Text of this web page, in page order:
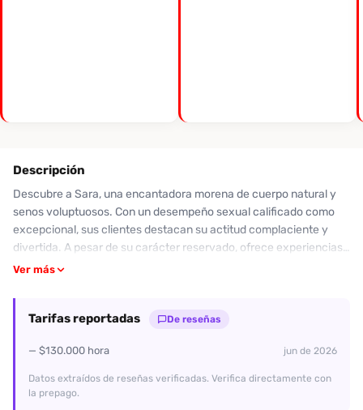
Descripción
Descubre a Sara, una encantadora morena de cuerpo natural y
senos voluptuosos. Con un desempeño sexual calificado como
excepcional, sus clientes destacan su actitud complaciente y
divertida. A pesar de su carácter reservado, ofrece experiencias
inolvidables, incluyendo un rico servicio oral y opciones para los
oral y 5 en desempeño sexual, Sara ha dejado a muchos de sus
clientes deseando volver. No dudes en contactar a esta exótica
diversión. ¡Sara está lista para complacerte y hacer que tus
deseos más secretos se hagan realidad! Llama o envía un
mensaje al 3127811097 y prepárate para una experiencia única.
Ver más
Tarifas reportadas De reseñas
— $130.000 hora jun de 2026
Datos extraídos de reseñas verificadas. Verifica directamente con
la prepago.